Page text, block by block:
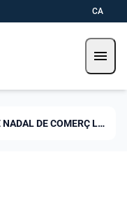
CA
menu
FINALITZADA LA CAMPANYA DE NADAL DE COMERÇ LOCAL AMB ÈXIT